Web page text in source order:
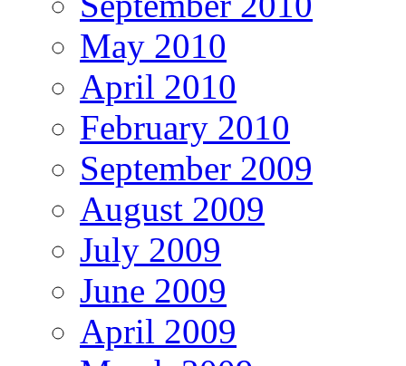
May 2010
April 2010
February 2010
September 2009
August 2009
July 2009
June 2009
April 2009